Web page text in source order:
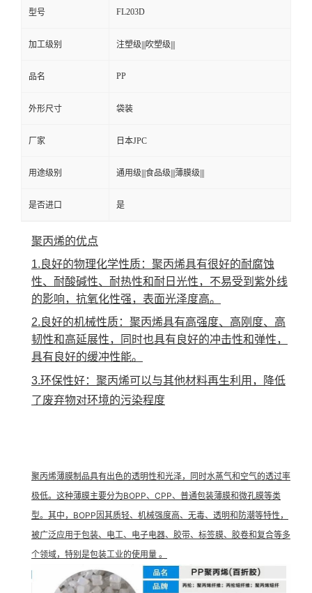
型号 FL203D
加工级别 注塑级|||吹塑级|||
品名 PP
外形尺寸 袋装
厂家 日本JPC
用途级别 通用级|||食品级|||薄膜级|||
是否进口 是
聚丙烯的优点
1.良好的物理化学性质：聚丙烯具有很好的耐腐蚀
性、耐酸碱性、耐热性和耐日光性，不易受到紫外线
的影响，抗氧化性强，表面光泽度高。
2.良好的机械性质：聚丙烯具有高强度、高刚度、高
韧性和高延展性，同时也具有良好的冲击性和弹性，
具有良好的缓冲性能。
3.环保性好：聚丙烯可以与其他材料再生利用，降低
了废弃物对环境的污染程度
聚丙烯薄膜制品具有出色的透明性和光泽，同时水蒸气和空气的透过率
极低。这种薄膜主要分为BOPP、CPP、普通包装薄膜和微孔膜等类
型。其中，BOPP因其质轻、机械强度高、无毒、透明和防潮等特性，
被广泛应用于包装、电工、电子电器、胶带、标签膜、胶卷和复合等多
个领域，特别是包装工业的使用量 。